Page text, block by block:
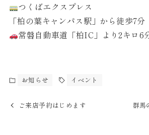
つくばエクスプレス
「柏の葉キャンパス駅」から徒歩7分
常磐自動車道「柏IC」より2キロ6
お知らせ イベント
ご来店予約はじめます 群馬